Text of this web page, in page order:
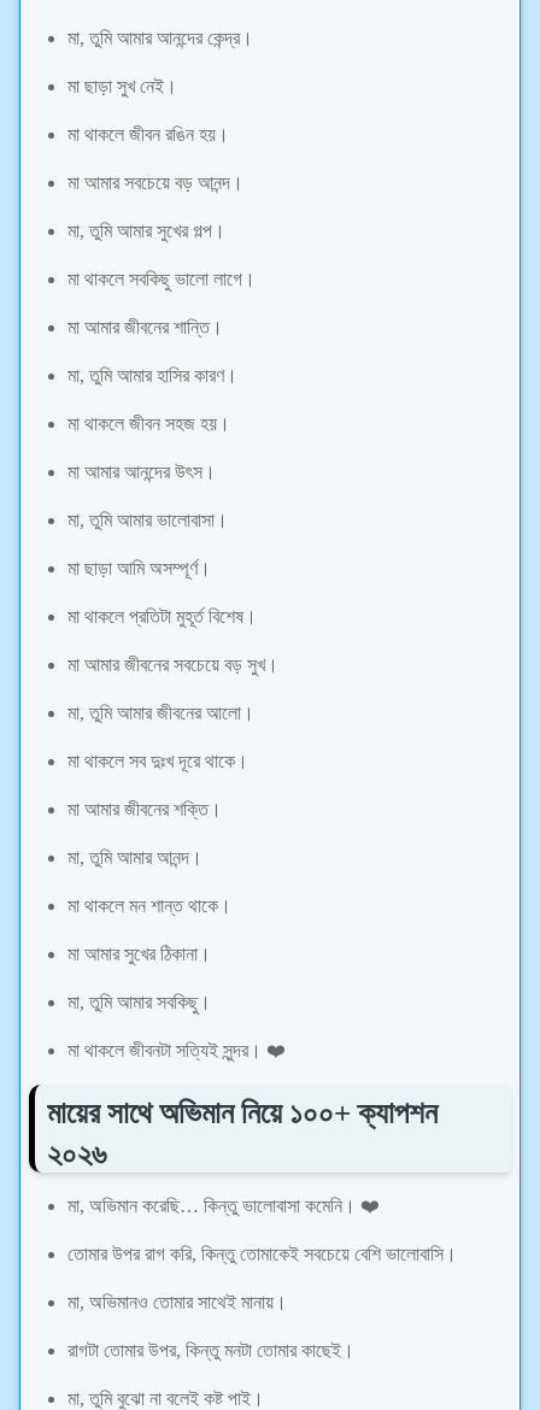
মা, তুমি আমার আনন্দের কেন্দ্র।
মা ছাড়া সুখ নেই।
মা থাকলে জীবন রঙিন হয়।
মা আমার সবচেয়ে বড় আনন্দ।
মা, তুমি আমার সুখের গল্প।
মা থাকলে সবকিছু ভালো লাগে।
মা আমার জীবনের শান্তি।
মা, তুমি আমার হাসির কারণ।
মা থাকলে জীবন সহজ হয়।
মা আমার আনন্দের উৎস।
মা, তুমি আমার ভালোবাসা।
মা ছাড়া আমি অসম্পূর্ণ।
মা থাকলে প্রতিটা মুহূর্ত বিশেষ।
মা আমার জীবনের সবচেয়ে বড় সুখ।
মা, তুমি আমার জীবনের আলো।
মা থাকলে সব দুঃখ দূরে থাকে।
মা আমার জীবনের শক্তি।
মা, তুমি আমার আনন্দ।
মা থাকলে মন শান্ত থাকে।
মা আমার সুখের ঠিকানা।
মা, তুমি আমার সবকিছু।
মা থাকলে জীবনটা সত্যিই সুন্দর। ❤️
মায়ের সাথে অভিমান নিয়ে ১০০+ ক্যাপশন
২০২৬
মা, অভিমান করেছি… কিন্তু ভালোবাসা কমেনি। ❤️
তোমার উপর রাগ করি, কিন্তু তোমাকেই সবচেয়ে বেশি ভালোবাসি।
মা, অভিমানও তোমার সাথেই মানায়।
রাগটা তোমার উপর, কিন্তু মনটা তোমার কাছেই।
মা, তুমি বুঝো না বলেই কষ্ট পাই।